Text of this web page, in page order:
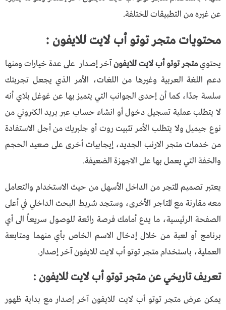
عن غيره من التطبيقات المختلفة.
محتويات متجر توتو أب لايت للايفون :
يحتويمتجر توتو أب لايت للايفون آخر إصدار على عدة خيارات ومنها
دعم اللغة العربية وغيرها من اللغات، الأمر الذي يجعل تجربتك
سلسة جدًا، كما أن إحدى الجوانب التي يتميز بها عن غوغل بلاي أنه
لا يتطلب عملية تسجيل دخول أو انشاء حساب عبر بريد الكتروني من
نوع جيميل ولا يتطلب الأمر تثبيت روت أو جلبريك من أجل الاستفادة
من خدمات متجر الارنب الجديد، إيجابيات أخرى على صعيد الحجم
والخفة التي يعمل بها على الاجهزة الضعيفة.
يعتبر تصميم المتجر من الداخل الأسهل من حيث الاستخدام والتعامل
معه مقارنة مع المتاجر الأخرى، وستجد شريط البحث الداخلي في أعلى
الصفحة الرئيسية، ما يدع أمامك فرصة رائعة للوصول سريعاً الى أي
برنامج أو لعبة من خلال إدخال الاسم الخاص بأي منهما ومتابعة
العملية، باستخدام متجر توتو أب لايت للايفون آخر إصدار.
تعريف تاريخي عن متجر توتو أب لايت للايفون :
يمكن عرض متجر توتو أب لايت للايفون آخر إصدار مع بداية ظهور